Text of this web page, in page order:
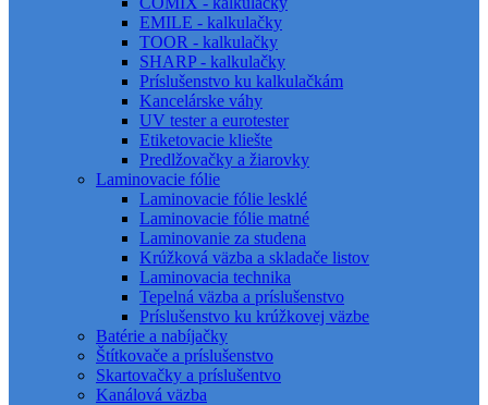
EMILE - kalkulačky
TOOR - kalkulačky
SHARP - kalkulačky
Príslušenstvo ku kalkulačkám
Kancelárske váhy
UV tester a eurotester
Etiketovacie kliešte
Predlžovačky a žiarovky
Laminovacie fólie
Laminovacie fólie lesklé
Laminovacie fólie matné
Laminovanie za studena
Krúžková väzba a skladače listov
Laminovacia technika
Tepelná väzba a príslušenstvo
Príslušenstvo ku krúžkovej väzbe
Batérie a nabíjačky
Štítkovače a príslušenstvo
Skartovačky a príslušentvo
Kanálová väzba